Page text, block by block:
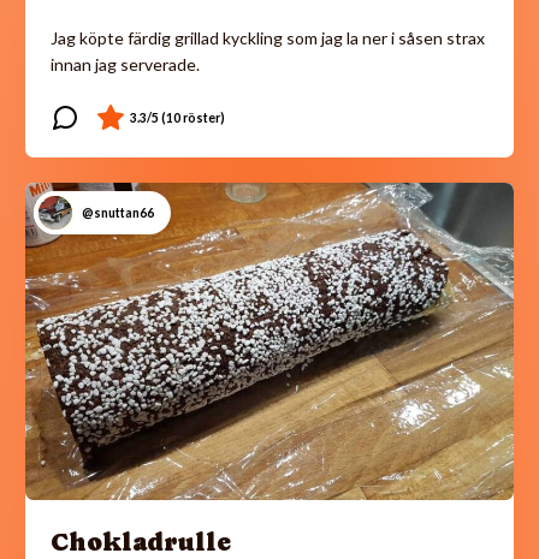
Jag köpte färdig grillad kyckling som jag la ner i såsen strax
innan jag serverade.
@snuttan66
Chokladrulle